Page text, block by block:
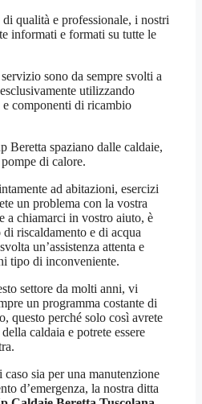
qualità e professionale, i nostri
informati e formati su tutte le
sono da sempre svolti a
utilizzando
componenti di ricambio
Beretta spaziano dalle caldaie,
di calore.
ad abitazioni, esercizi
un problema con la vostra
a chiamarci in vostro aiuto, è
riscaldamento e di acqua
un’assistenza attenta e
tipo di inconveniente.
settore da molti anni, vi
un programma costante di
questo perché solo così avrete
caldaia e potrete essere
sia per una manutenzione
d’emergenza, la nostra ditta